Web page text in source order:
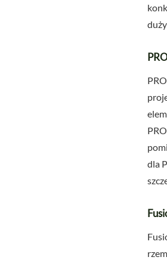
dla